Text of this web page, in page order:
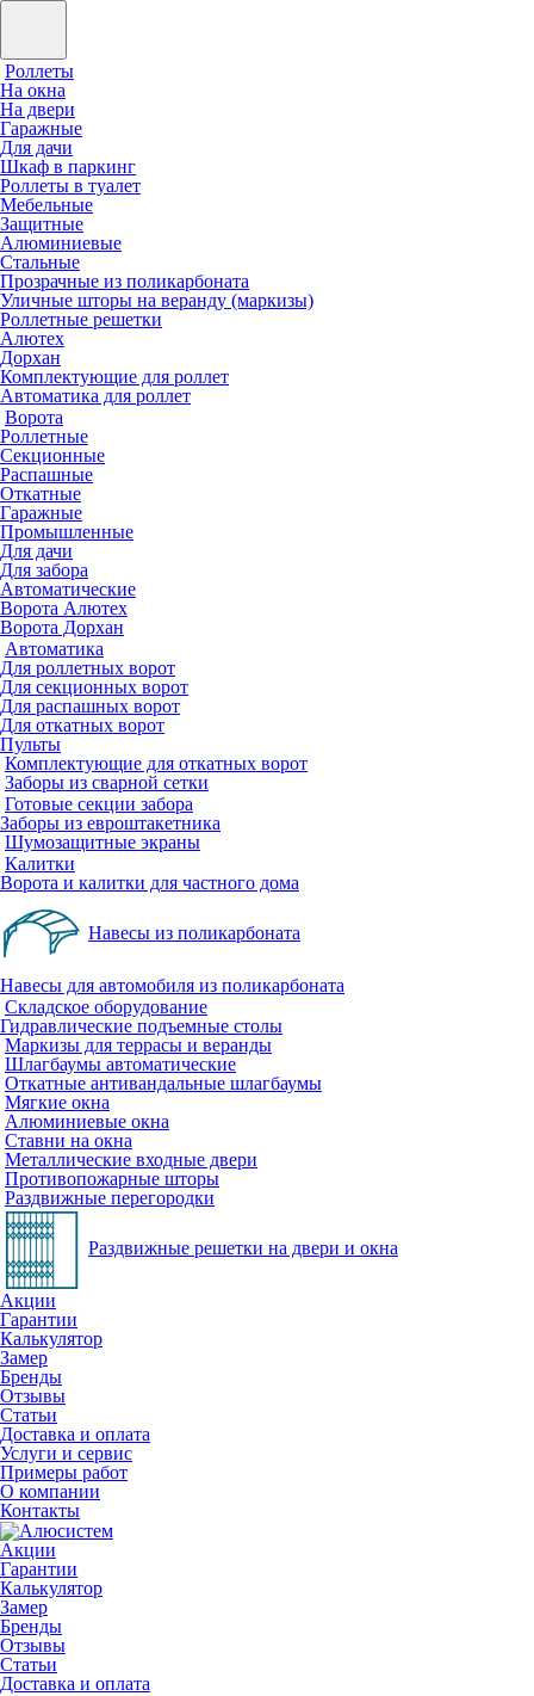
Роллеты
На окна
На двери
Гаражные
Для дачи
Шкаф в паркинг
Роллеты в туалет
Мебельные
Защитные
Алюминиевые
Стальные
Прозрачные из поликарбоната
Уличные шторы на веранду (маркизы)
Роллетные решетки
Алютех
Дорхан
Комплектующие для роллет
Автоматика для роллет
Ворота
Роллетные
Секционные
Распашные
Откатные
Гаражные
Промышленные
Для дачи
Для забора
Автоматические
Ворота Алютех
Ворота Дорхан
Автоматика
Для роллетных ворот
Для секционных ворот
Для распашных ворот
Для откатных ворот
Пульты
Комплектующие для откатных ворот
Заборы из сварной сетки
Готовые секции забора
Заборы из евроштакетника
Шумозащитные экраны
Калитки
Ворота и калитки для частного дома
Навесы из поликарбоната
Навесы для автомобиля из поликарбоната
Складское оборудование
Гидравлические подъемные столы
Маркизы для террасы и веранды
Шлагбаумы автоматические
Откатные антивандальные шлагбаумы
Мягкие окна
Алюминиевые окна
Ставни на окна
Металлические входные двери
Противопожарные шторы
Раздвижные перегородки
Раздвижные решетки на двери и окна
Акции
Гарантии
Калькулятор
Замер
Бренды
Отзывы
Статьи
Доставка и оплата
Услуги и сервис
Примеры работ
О компании
Контакты
Акции
Гарантии
Калькулятор
Замер
Бренды
Отзывы
Статьи
Доставка и оплата